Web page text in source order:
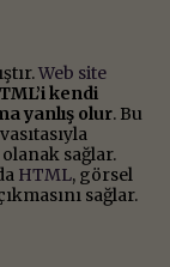
Web site
kendi
yanlış olur. Bu
sağlar.
HTML, görsel
sağlar.